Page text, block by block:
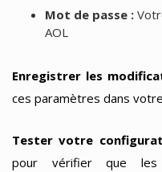
Mot de passe :
AOL
Enregistrer les
ces paramètres dans
Tester votre
pour vérifier que les